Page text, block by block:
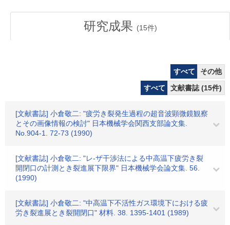
研究成果 (15件)
すべて
その他
すべて
文献書誌 (15件)
[文献書誌] 小倉敬二: "疲労き裂発生過程の超音波顕微鏡観察
とその画像情報の検討" 日本機械学会関西支部論文集.
No.904-1. 72-73 (1990)
[文献書誌] 小倉敬二: "レ-ザ干渉法による中高温下疲労き裂
開閉口の計測とき裂進展下限界" 日本機械学会論文集. 56.
(1990)
[文献書誌] 小倉敬二: "中高温下不活性ガス環境下における疲
労き裂進展とき裂開閉口" 材料. 38. 1395-1401 (1989)